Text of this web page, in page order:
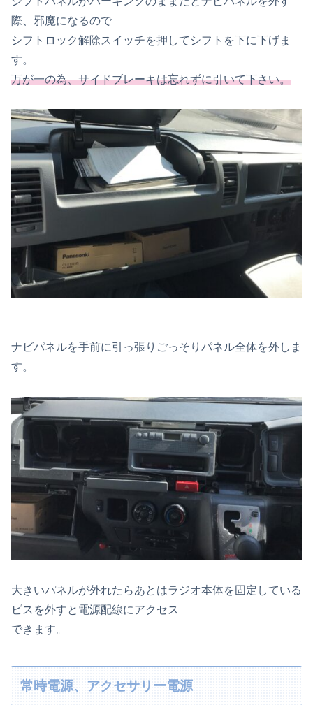
際、邪魔になるので
シフトロック解除スイッチを押してシフトを下に下げま
す。
万が一の為、サイドブレーキは忘れずに引いて下さい。
ナビパネルを手前に引っ張りごっそりパネル全体を外しま
す。
大きいパネルが外れたらあとはラジオ本体を固定している
ビスを外すと電源配線にアクセス
できます。
常時電源、アクセサリー電源